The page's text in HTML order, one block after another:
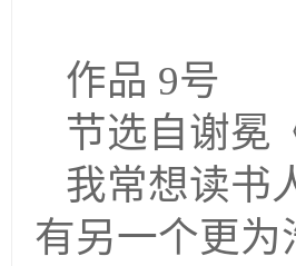
作品 9
节选自谢冕
我常想读书
有另一个更